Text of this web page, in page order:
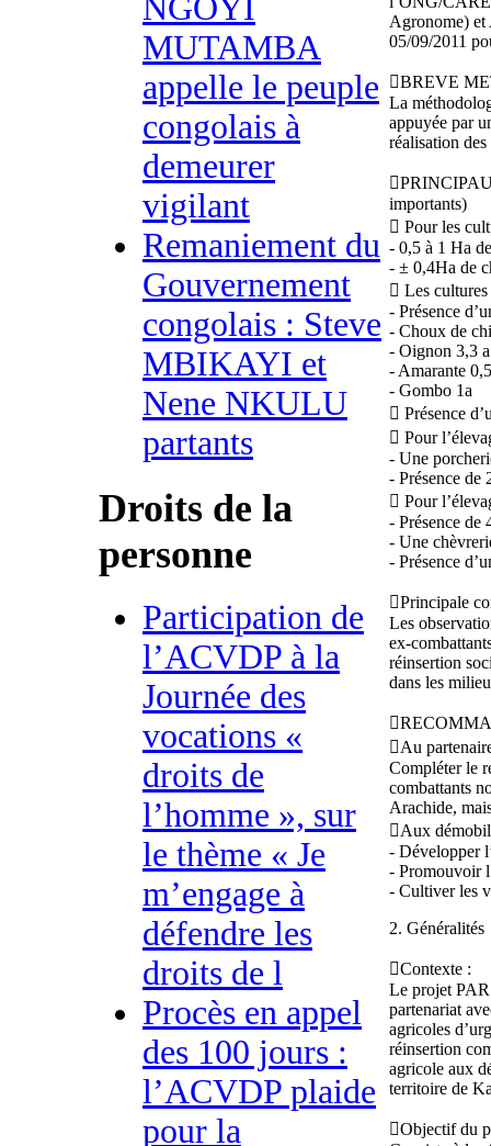
NGOYI
MUTAMBA
appelle le peuple
congolais à
demeurer
vigilant
Remaniement du
Gouvernement
congolais : Steve
MBIKAYI et
Nene NKULU
partants
Droits de la
personne
Participation de
l’ACVDP à la
Journée des
vocations «
droits de
l’homme », sur
le thème « Je
m’engage à
défendre les
droits de l
Procès en appel
des 100 jours :
l’ACVDP plaide
pour la
Agronome) et
05/09/2011
BREVE
La
appuyée par
réalisation
importants)
 Pour les
- 0,5 à 1 Ha
- ± 0,4Ha de
 Les
- Présence
- Choux de
- Oignon 3,3 a
- Amarante
- Gombo 1a
 Présence
 Pour
- Une
- Présence de
 Pour
- Présence de
- Une
- Présence
Principale
Les
ex-
réinsertion
dans les
Au
Compléter le
combattants
Arachide,
Aux
- Développer
- Promouvoir
- Cultiver les
2. Généralités
Contexte :
Le projet
partenariat
agricoles
réinsertion
agricole aux
territoire de
Objectif du